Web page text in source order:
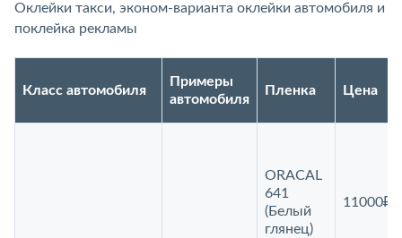
Оклейки такси, эконом-варианта оклейки автомобиля и
поклейка рекламы
Класс автомобиля
Примеры
автомобиля
Пленка Цена
ORACAL
641
(Белый
глянец)
11000₽